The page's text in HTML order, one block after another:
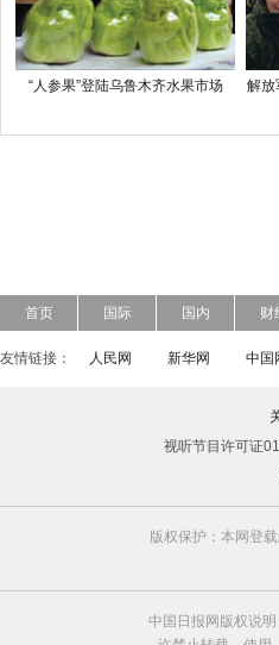
“人参果”登陆乌鲁木齐水果市场
解放
首页 国际 国内 财
友情链接： 人民网 新华网 中国
视听节目许可证
版权保护：本网登
中国日报网版权说